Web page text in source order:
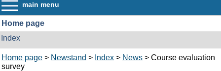
main menu
Home page
Index
Home page > Newstand > Index > News > Course evaluation
survey